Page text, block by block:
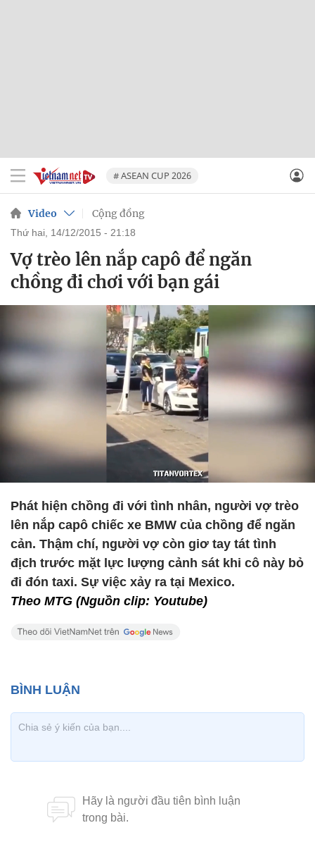
# ASEAN CUP 2026
Video Cộng đồng
thứ hai, 14/12/2015 - 21:18
Vợ trèo lên nắp capô để ngăn
chồng đi chơi với bạn gái
Phát hiện chồng đi với tình nhân, người vợ trèo
lên nắp capô chiếc xe BMW của chồng để ngăn
cản. Thậm chí, người vợ còn giơ tay tát tình
địch trước mặt lực lượng cảnh sát khi cô này bỏ
đi đón taxi. Sự việc xảy ra tại Mexico.
Theo MTG (Nguồn clip: Youtube)